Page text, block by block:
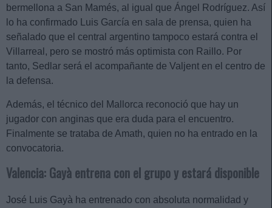
bermellona a San Mamés, al igual que Ángel Rodríguez. Así
lo ha confirmado Luis García en sala de prensa, quien ha
señalado que el central argentino tampoco estará contra el
Villarreal, pero se mostró más optimista con Raillo. Por
tanto, Sedlar será el acompañante de Valjent en el centro de
la defensa.
Además, el técnico del Mallorca reconoció que hay un
jugador con anginas que era duda para el encuentro.
Finalmente se trataba de Amath, quien no ha entrado en la
convocatoria.
Valencia: Gayà entrena con el grupo y estará disponible
José Luis Gayà ha entrenado con absoluta normalidad y